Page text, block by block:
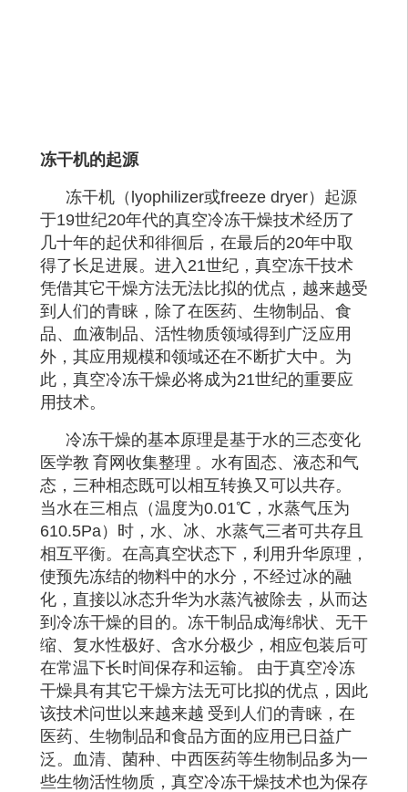
冻干机的起源
冻干机（ lyophilizer或freeze dryer）起源
于19世纪20年代的真空冷冻干燥技术经历了
几十年的起伏和徘徊后，在最后的20年中取
得了长足进展。进入21世纪，真空冻干技术
凭借其它干燥方法无法比拟的优点，越来越受
到人们的青睐，除了在医药、生物制品、食
品、血液制品、活性物质领域得到广泛应用
外，其应用规模和领域还在不断扩大中。为
此， 真空冷冻干燥必将成为21世纪的重要应
用技术。
冷冻干燥的基本原理是基于水的三态变化
医学教 育网收集整理 。水有固态、液态和气
态，三种相态既可以相互转换又可以共存。
当水在三相点 （温度为0.01℃，水蒸气压为
610.5Pa）时，水、冰、水蒸气三者可共存且
相互平衡。在高真空状态下，利用升华原理，
使预先冻结的物料中的水分，不经过冰的融
化，直接以冰态升华为水蒸汽被除去，从而达
到冷冻干燥的目的。冻干制品成海绵状、无干
缩、复水性极好、含水分极少，相应包装后可
在常温下长时间保存和运输。
由于真空冷冻
干燥具有其它干燥方法无可比拟的优点，因此
该技术问世以来越来越 受到人们的青睐，在
医药、生物制品和食品方面的应用已日益广
泛。血清、菌种、中西医药等生物制品多为一
些生物活性物质，真空冷冻干燥技术也为保存